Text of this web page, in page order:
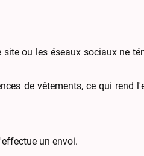
ou les éseaux sociaux ne
de vêtements, ce qui rend
un envoi.